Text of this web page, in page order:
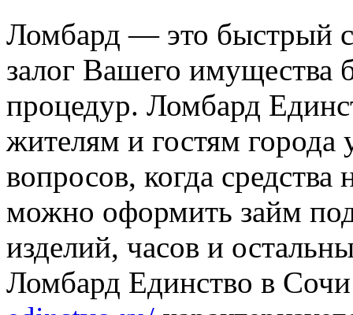
Ломбард — это быстрый
залог Вашего имущества
процедур. Ломбард
жителям и гостям
вопросов, когда
можно оформить займ
изделий, часов и
Ломбард Единство в